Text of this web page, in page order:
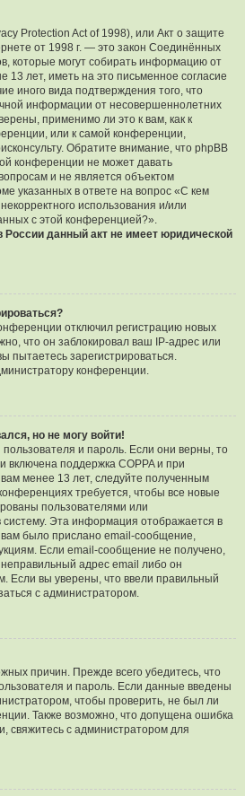
Protection Act of 1998), или Акт о защите
от 1998 г. — это закон Соединённых
которые могут собирать информацию от
лет, иметь на это письменное согласие
иного вида подтверждения того, что
информации от несовершеннолетних
применимо ли это к вам, как к
или к самой конференции,
Обратите внимание, что phpBB
конференции не может давать
и не является объектом
указанных в ответе на вопрос «С кем
использования и/или
с этой конференцией?».
России данный акт не имеет юридической
отключил регистрацию новых
что он заблокировал ваш IP-адрес или
пытаетесь зарегистрироваться.
конференции.
но не могу войти!
и пароль. Если они верны, то
включена поддержка COPPA и при
менее 13 лет, следуйте полученным
требуется, чтобы все новые
пользователями или
Эта информация отображается в
вам было прислано email-сообщение,
Если email-сообщение не получено,
адрес email либо он
Если вы уверены, что ввели правильный
с администратором.
причин. Прежде всего убедитесь, что
и пароль. Если данные введены
чтобы проверить, не был ли
Также возможно, что допущена ошибка
свяжитесь с администратором для